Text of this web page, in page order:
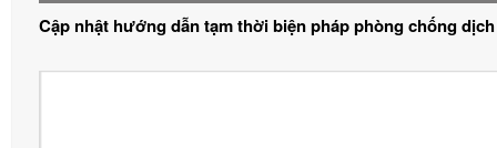
Cập nhật hướng dẫn tạm thời biện pháp phòng chống dịch